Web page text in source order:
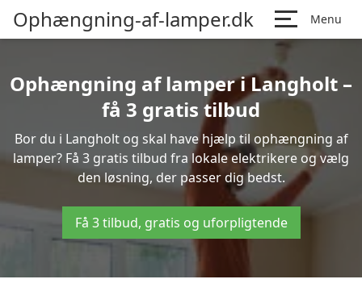
Ophængning-af-lamper.dk Menu
Ophængning af lamper i Langholt –
få 3 gratis tilbud
Bor du i Langholt og skal have hjælp til ophængning af
lamper? Få 3 gratis tilbud fra lokale elektrikere og vælg
den løsning, der passer dig bedst.
Få 3 tilbud, gratis og uforpligtende